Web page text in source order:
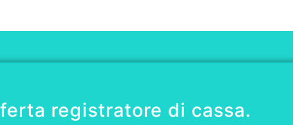
registratore di cassa.